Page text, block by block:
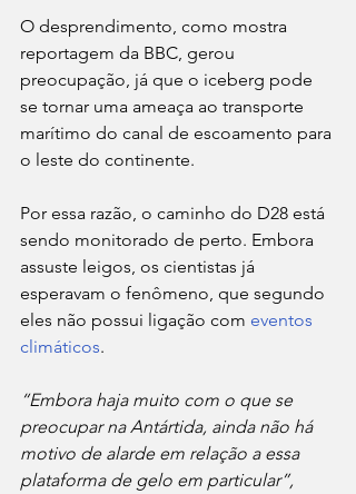
O desprendimento, como mostra
reportagem da BBC, gerou
preocupação, já que o iceberg pode
se tornar uma ameaça ao transporte
marítimo do canal de escoamento para
o leste do continente.
Por essa razão, o caminho do D28 está
sendo monitorado de perto. Embora
assuste leigos, os cientistas já
esperavam o fenômeno, que segundo
eles não possui ligação com eventos
climáticos.
“Embora haja muito com o que se
preocupar na Antártida, ainda não há
motivo de alarde em relação a essa
plataforma de gelo em particular”,